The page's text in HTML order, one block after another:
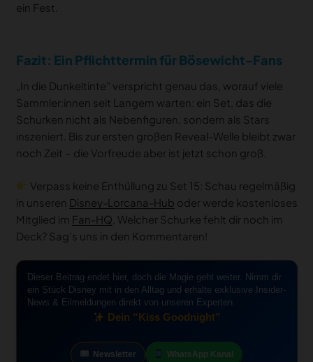
ein Fest.
Fazit: Ein Pflichttermin für Bösewicht-Fans
„In die Dunkeltinte” verspricht genau das, worauf viele
Sammler:innen seit Langem warten: ein Set, das die
Schurken nicht als Nebenfiguren, sondern als Stars
inszeniert. Bis zur ersten großen Reveal-Welle bleibt zwar
noch Zeit – die Vorfreude aber ist jetzt schon groß.
Verpass keine Enthüllung zu Set 15: Schau regelmäßig
in unseren Disney-Lorcana-Hub oder werde kostenloses
Mitglied im Fan-HQ . Welcher Schurke fehlt dir noch im
Deck? Sag’s uns in den Kommentaren!
Dieser Beitrag endet hier, doch die Magie geht weiter. Nimm dir
ein Stück Disney mit in den Alltag und erhalte exklusive Insider-
News & Eilmeldungen direkt von unseren Experten.
Dein “Kiss Goodnight”
Newsletter WhatsApp Kanal